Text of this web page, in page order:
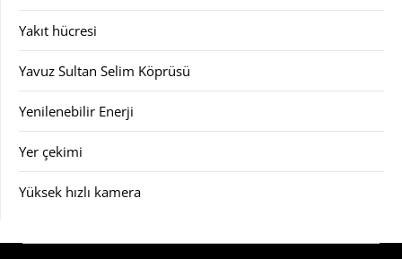
Yakıt hücresi
Yavuz Sultan Selim Köprüsü
Yenilenebilir Enerji
Yer çekimi
Yüksek hızlı kamera